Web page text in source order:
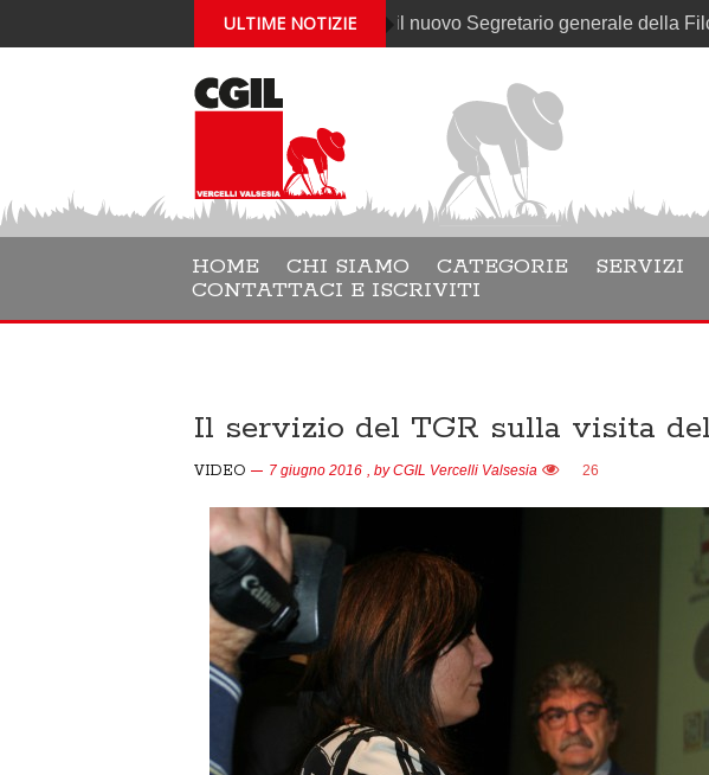
ULTIME NOTIZIE
Gabriele Cantelli è il nuovo Segretario generale della Filcams Cgil
HOME CHI SIAMO CATEGORIE SERVIZI
CONTATTACI E ISCRIVITI
Il servizio del TGR sulla visita
VIDEO 7 giugno 2016 , byCGIL Vercelli Valsesia 26